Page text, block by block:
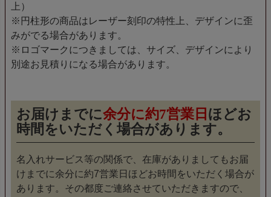
上）
※円柱形の商品はレーザー刻印の特性上、デザインに歪
みがでる場合があります。
※ロゴマークにつきましては、サイズ、デザインにより
別途お見積りになる場合があります。
お届けまでに余分に約7営業日 ほどお
時間をいただく場合があります。
名入れサービス等の関係で、在庫がありましてもお届
けまでに余分に約7営業日ほどお時間をいただく場合が
あります。その都度ご連絡させていただきますので、